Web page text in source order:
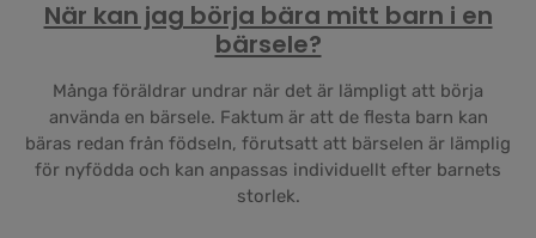
När kan jag börja bära mitt barn i en
bärsele?
Många föräldrar undrar när det är lämpligt att börja
använda en bärsele. Faktum är att de flesta barn kan
bäras redan från födseln, förutsatt att bärselen är lämplig
för nyfödda och kan anpassas individuellt efter barnets
storlek.